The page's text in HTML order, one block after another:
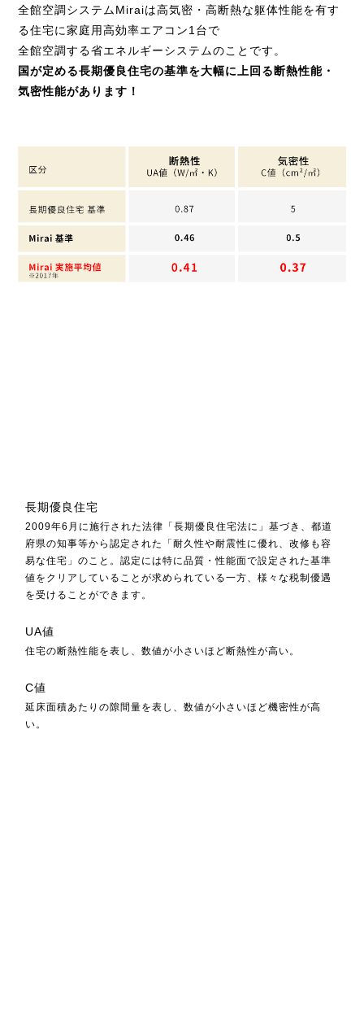
全館空調システムMiraiは高気密・高断熱な躯体性能を有す
る住宅に家庭用高効率エアコン1台で
全館空調する省エネルギーシステムのことです。
国が定める長期優良住宅の基準を大幅に上回る断熱性能・
気密性能があります！
長期優良住宅
2009年6月に施行された法律「長期優良住宅法に」基づき、都道
府県の知事等から認定された「耐久性や耐震性に優れ、改修も容
易な住宅」のこと。認定には特に品質・性能面で設定された基準
値をクリアしていることが求められている一方、様々な税制優遇
を受けることができます。
UA値
住宅の断熱性能を表し、数値が小さいほど断熱性が高い。
C値
延床面積あたりの隙間量を表し、数値が小さいほど機密性が高
い。